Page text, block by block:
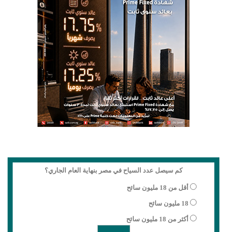
كم سيصل عدد السياح في مصر بنهاية العام الجاري؟
أقل من 18 مليون سائح
18 مليون سائح
أكثر من 18 مليون سائح